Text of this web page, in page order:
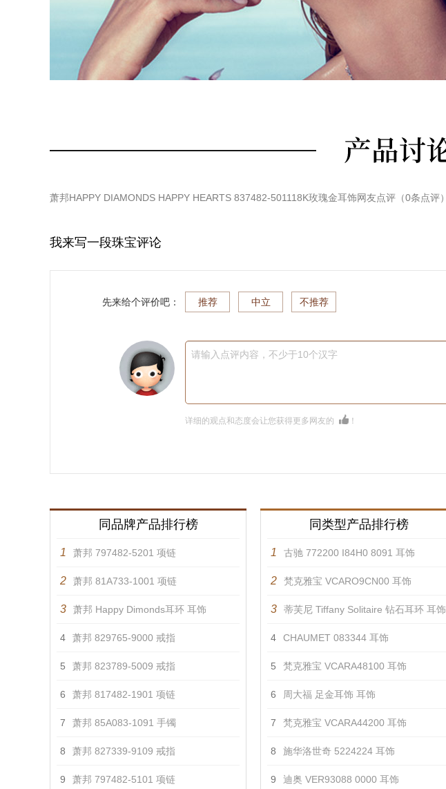
萧邦HAPPY DIAMONDS HAPPY HEARTS 837482-501118K玫瑰金耳饰网友点评（0条点评）
我来写一段珠宝评论
先来给个评价吧： 推荐 中立 不推荐
请输入点评内容，不少于10个汉字
详细的观点和态度会让您获得更多网友的 ！
同品牌产品排行榜
1 萧邦 797482-5201 项链
2 萧邦 81A733-1001 项链
3 萧邦 Happy Dimonds耳环 耳饰
4 萧邦 829765-9000 戒指
5 萧邦 823789-5009 戒指
6 萧邦 817482-1901 项链
7 萧邦 85A083-1091 手镯
8 萧邦 827339-9109 戒指
9 萧邦 797482-5101 项链
同类型产品排行榜
1 古驰 772200 I84H0 8091 耳饰
2 梵克雅宝 VCARO9CN00 耳饰
3 蒂芙尼 Tiffany Solitaire 钻石耳环 耳饰
4 CHAUMET 083344 耳饰
5 梵克雅宝 VCARA48100 耳饰
6 周大福 足金耳饰 耳饰
7 梵克雅宝 VCARA44200 耳饰
8 施华洛世奇 5224224 耳饰
9 迪奥 VER93088 0000 耳饰